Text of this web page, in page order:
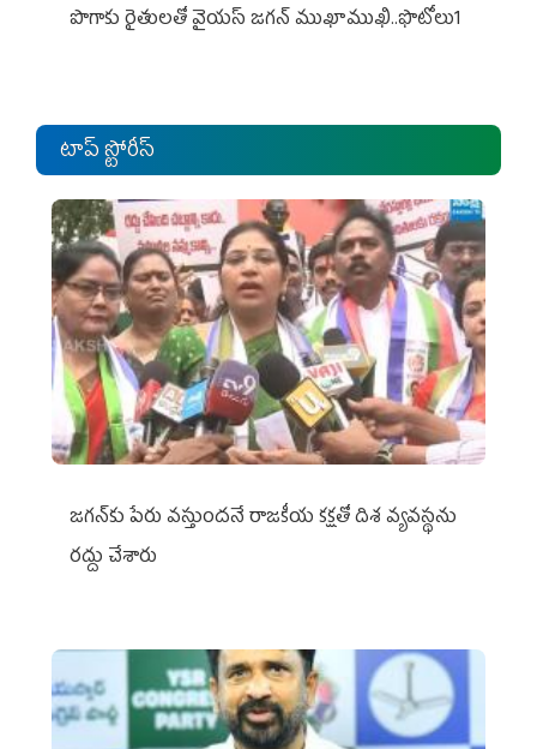
పొగాకు రైతుల‌తో వైయ‌స్ జ‌గ‌న్ ముఖాముఖి..ఫొటోలు1
టాప్ స్టోరీస్
జగన్‌కు పేరు వస్తుందనే రాజకీయ కక్షతో దిశ వ్య‌వ‌స్థ‌ను
రద్దు చేశారు